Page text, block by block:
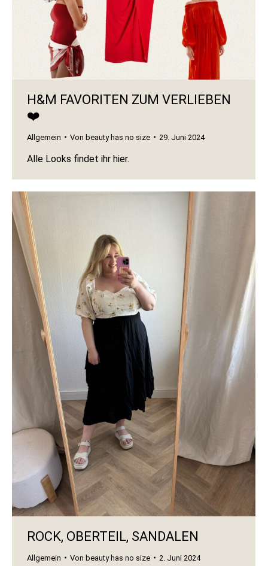
H&M FAVORITEN ZUM VERLIEBEN
❤️
Allgemein Von beauty has no size 29. Juni 2024
Alle Looks findet ihr hier.
ROCK, OBERTEIL, SANDALEN
Allgemein Von beauty has no size 2. Juni 2024